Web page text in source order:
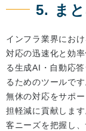
5. ま
インフラ業界にお
対応の迅速化と効
る生成AI・自動応
るためのツールで
無休の対応をサポ
担軽減に貢献しま
客ニーズを把握し